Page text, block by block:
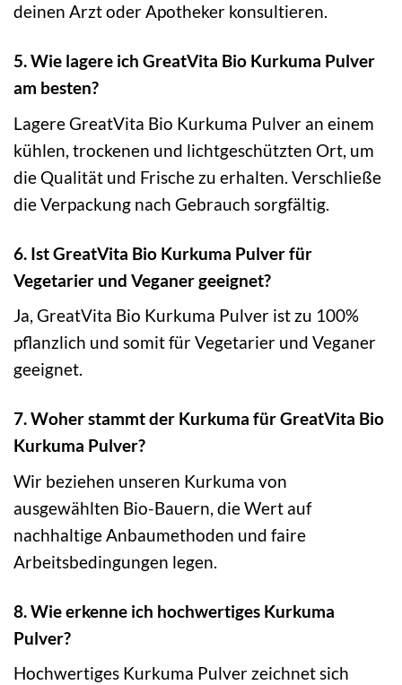
deinen Arzt oder Apotheker konsultieren.
5. Wie lagere ich GreatVita Bio Kurkuma Pulver
am besten?
Lagere GreatVita Bio Kurkuma Pulver an einem
kühlen, trockenen und lichtgeschützten Ort, um
die Qualität und Frische zu erhalten. Verschließe
die Verpackung nach Gebrauch sorgfältig.
6. Ist GreatVita Bio Kurkuma Pulver für
Vegetarier und Veganer geeignet?
Ja, GreatVita Bio Kurkuma Pulver ist zu 100%
pflanzlich und somit für Vegetarier und Veganer
geeignet.
7. Woher stammt der Kurkuma für GreatVita Bio
Kurkuma Pulver?
Wir beziehen unseren Kurkuma von
ausgewählten Bio-Bauern, die Wert auf
nachhaltige Anbaumethoden und faire
Arbeitsbedingungen legen.
8. Wie erkenne ich hochwertiges Kurkuma
Pulver?
Hochwertiges Kurkuma Pulver zeichnet sich